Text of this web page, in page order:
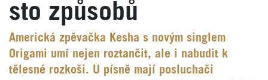
sto způsobů
Americká zpěvačka Kesha s novým singlem
Origami umí nejen roztančit, ale i nabudit k
tělesné rozkoši. U písně mají posluchači